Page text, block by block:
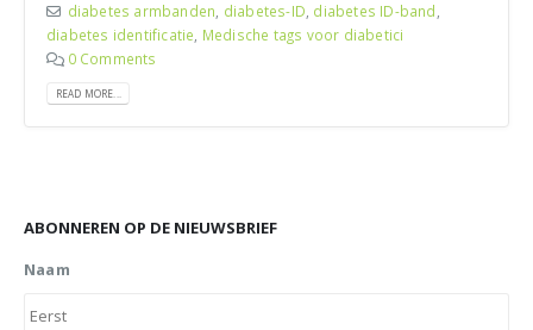
diabetes armbanden diabetes-ID diabetes ID-band
diabetes identificatie Medische tags voor diabetici
0 Comments
READ MORE...
ABONNEREN OP DE NIEUWSBRIEF
Naam